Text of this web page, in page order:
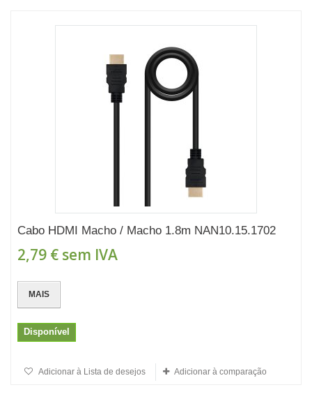
Cabo HDMI Macho / Macho 1.8m NAN10.15.1702
2,79 € sem IVA
MAIS
Disponível
Adicionar à Lista de desejos Adicionar à comparação